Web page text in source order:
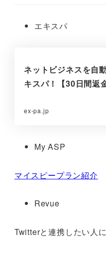
エキスパ
ネットビジネスを自
キスパ！【30日間返
ex-pa.jp
My ASP
マイスピープラン紹介
Revue
Twitterと連携したい人に